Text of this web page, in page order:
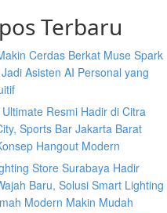
Terbaru
Cerdas Berkat Muse Spark
Asisten AI Personal yang
Resmi Hadir di Citra
Sports Bar Jakarta Barat
Hangout Modern
Store Surabaya Hadir
Baru, Solusi Smart Lighting
Modern Makin Mudah